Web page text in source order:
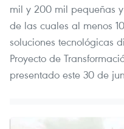
mil y 200 mil pequeñas
de las cuales al menos
soluciones tecnológicas
Proyecto de
presentado este 30 de